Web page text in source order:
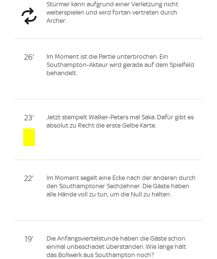
Stürmer kann aufgrund einer Verletzung nicht
weiterspielen und wird fortan vertreten durch
Archer.
26'
Im Moment ist die Partie unterbrochen. Ein
Southampton-Akteur wird gerade auf dem Spielfeld
behandelt.
23'
Jetzt stempelt Walker-Peters mal Saka. Dafür gibt es
absolut zu Recht die erste Gelbe Karte.
22'
Im Moment segelt eine Ecke nach der anderen durch
den Southamptoner Sechzehner. Die Gäste haben
alle Hände voll zu tun, um die Null zu halten.
19'
Die Anfangsviertelstunde haben die Gäste schon
einmal unbeschadet überstanden. Wie lange hält
das Bollwerk aus Southampton noch?